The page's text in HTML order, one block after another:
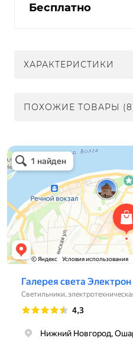
Бесплатно
ХАРАКТЕРИСТИКИ
ПОХОЖИЕ ТОВАРЫ
Электрон
Светильники в Нижнем Новгороде
Электротехническая продукция